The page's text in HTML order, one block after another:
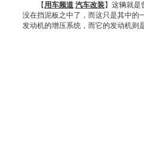
【 用车频道 汽车改装】这辆就是
没在挡泥板之中了，而这只是其中的
发动机的增压系统，而它的发动机则